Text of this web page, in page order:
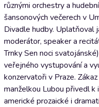
různými orchestry a
šansonových večerech v
Divadle hudby. Uplatňoval
moderátor, speaker a
Trnky Sen noci
veřejného vystupování a
konzervatoři v Praze.
manželkou Lubou přivedl
americké prozaické i